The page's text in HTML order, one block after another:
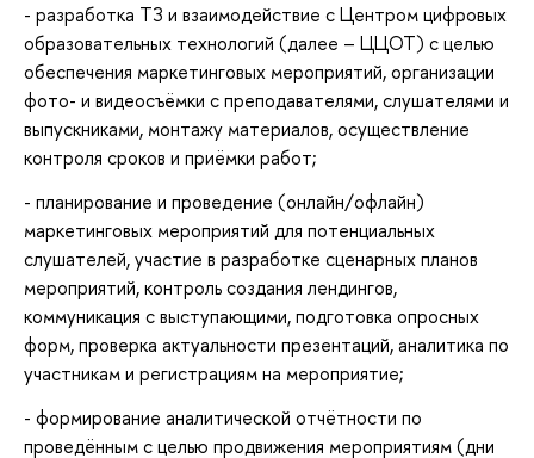
- разработка ТЗ и взаимодействие с Центром цифровых
образовательных технологий (далее – ЦЦОТ) с целью
обеспечения маркетинговых мероприятий, организации
фото- и видеосъёмки с преподавателями, слушателями и
выпускниками, монтажу материалов, осуществление
контроля сроков и приёмки работ;
- планирование и проведение (онлайн/офлайн)
маркетинговых мероприятий для потенциальных
слушателей, участие в разработке сценарных планов
мероприятий, контроль создания лендингов,
коммуникация с выступающими, подготовка опросных
форм, проверка актуальности презентаций, аналитика по
участникам и регистрациям на мероприятие;
- формирование аналитической отчётности по
проведённым с целью продвижения мероприятиям (дни